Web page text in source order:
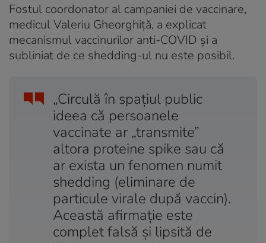
Fostul coordonator al campaniei de vaccinare,
medicul Valeriu Gheorghiță, a explicat
mecanismul vaccinurilor anti-COVID și a
subliniat de ce shedding-ul nu este posibil.
„Circulă în spațiul public
ideea că persoanele
vaccinate ar „transmite”
altora proteine spike sau că
ar exista un fenomen numit
shedding (eliminare de
particule virale după vaccin).
Această afirmație este
complet falsă și lipsită de